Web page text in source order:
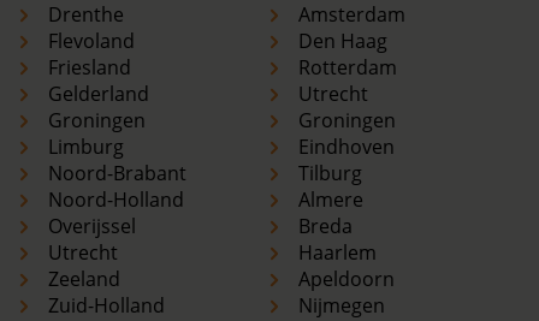
Drenthe
Flevoland
Friesland
Gelderland
Groningen
Limburg
Noord-Brabant
Noord-Holland
Overijssel
Utrecht
Zeeland
Zuid-Holland
Amsterdam
Den Haag
Rotterdam
Utrecht
Groningen
Eindhoven
Tilburg
Almere
Breda
Haarlem
Apeldoorn
Nijmegen